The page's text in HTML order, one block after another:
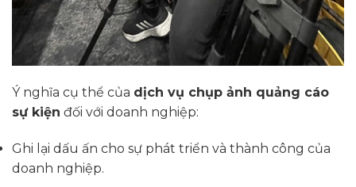
Ý nghĩa cụ thể của dịch vụ chụp ảnh quảng cáo
sự kiện đối với doanh nghiệp:
Ghi lại dấu ấn cho sự phát triển và thành công của
doanh nghiệp.